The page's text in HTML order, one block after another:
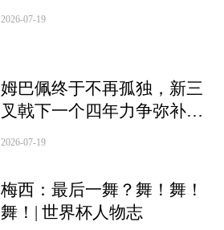
2026-07-19
姆巴佩终于不再孤独，新三
叉戟下一个四年力争弥补遗
憾
2026-07-19
梅西：最后一舞？舞！舞！
舞！| 世界杯人物志